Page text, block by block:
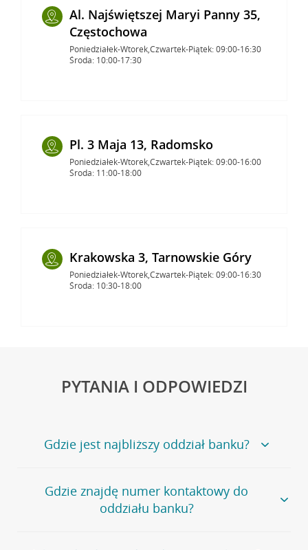
Al. Najświętszej Maryi Panny 35,
Częstochowa
Poniedziałek-Wtorek,Czwartek-Piątek: 09:00-16:30
Środa: 10:00-17:30
Pl. 3 Maja 13, Radomsko
Poniedziałek-Wtorek,Czwartek-Piątek: 09:00-16:00
Środa: 11:00-18:00
Krakowska 3, Tarnowskie Góry
Poniedziałek-Wtorek,Czwartek-Piątek: 09:00-16:30
Środa: 10:30-18:00
PYTANIA I ODPOWIEDZI
Gdzie jest najbliższy oddział banku?
Jeśli szukasz oddziału naszego banku, zapraszamy na
stronęPlacówki i bankomaty, na której znajduje się
wygodna wyszukiwarka.
oddziałów
Gdzie znajdę numer kontaktowy do
oddziału banku?